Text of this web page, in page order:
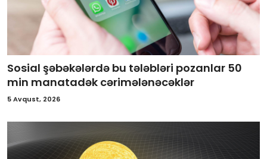
Sosial şəbəkələrdə bu tələbləri pozanlar 50
min manatadək cərimələnəcəklər
5 Avqust, 2026